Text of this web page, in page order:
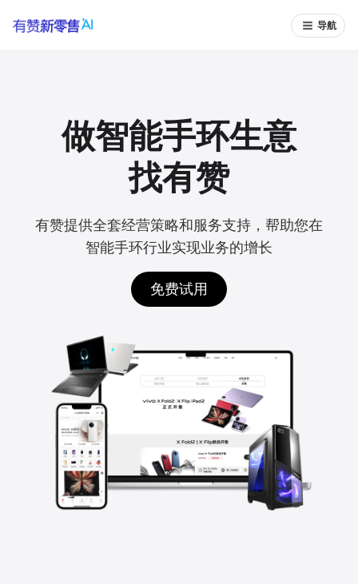
导航
做智能手环生意
找有赞
有赞提供全套经营策略和服务支持，帮助您在
智能手环行业实现业务的增长
免费试用